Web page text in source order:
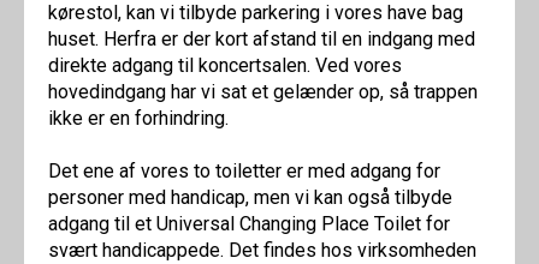
kørestol, kan vi tilbyde parkering i vores have bag
huset. Herfra er der kort afstand til en indgang med
direkte adgang til koncertsalen. Ved vores
hovedindgang har vi sat et gelænder op, så trappen
ikke er en forhindring.
Det ene af vores to toiletter er med adgang for
personer med handicap, men vi kan også tilbyde
adgang til et Universal Changing Place Toilet for
svært handicappede. Det findes hos virksomheden